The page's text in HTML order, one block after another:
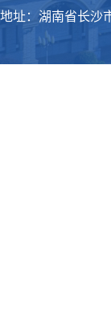
地址：湖南省长沙